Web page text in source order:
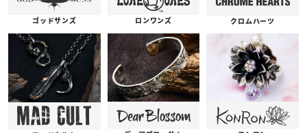
ゴッドサンズ ロンワンズ クロムハーツ